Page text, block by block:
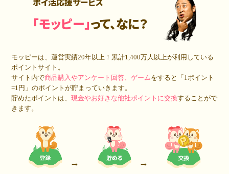
「モッピー」って、なに？
モッピーは、運営実績20年以上！累計1,400万人 以上が利用している
ポイントサイト。
サイト内で商品購入やアンケート回答、ゲームをすると「1ポイント
=1円」のポイントが貯まっていきます。
貯めたポイントは、現金やお好きな他社ポイントに交換することがで
きます。